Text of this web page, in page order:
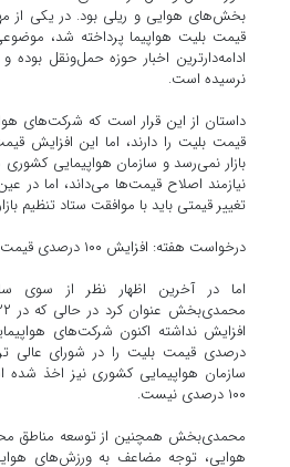
بخش‌های هوایی و ریلی بود. در یکی از
قیمت بلیت هواپیما پرداخته شد،
ادامه‌دارترین اخبار حوزه حمل‌ونقل بوده
نرسیده است.
داستان از این قرار است که شرکت‌های
قیمت بلیت را دارند، اما این افزایش
بازار نمی‌رسد و سازمان هواپیمایی
نیازمند اصلاح قیمت‌ها می‌داند، اما در
تغییر قیمتی باید با موافقت ستاد تنظیم
درخواست هفته: افزایش ۱۰۰ درصدی قیمت بلیت هواپیما
اما در آخرین اظهار نظر از سوی
درصدی قیمت بلیت را در شورای عالی
سازمان هواپیمایی کشوری نیز اخذ شده
۱۰۰ درصدی نیست.
محمدی‌بخش همچنین از توسعه مناطق
هوایی، توجه مضاعف به ورزش‌های